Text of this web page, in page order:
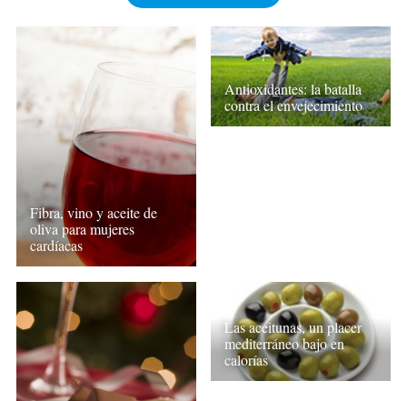
Fibra, vino y aceite de
oliva para mujeres
cardíacas
Antioxidantes: la batalla
contra el envejecimiento
Las aceitunas, un placer
mediterráneo bajo en
calorías